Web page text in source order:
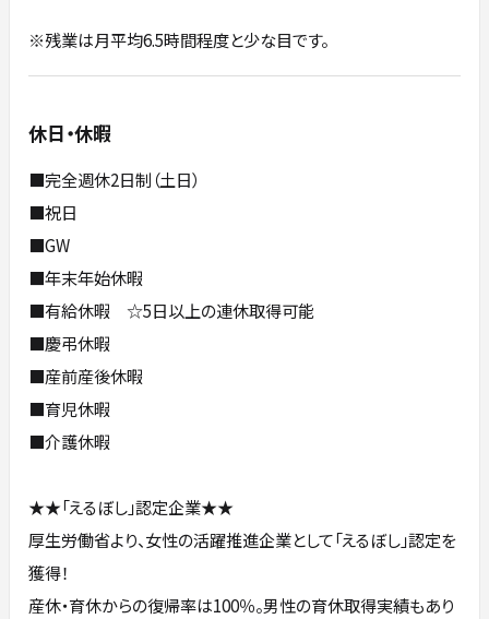
※残業は月平均6.5時間程度と少な目です。
休日・休暇
■完全週休2日制（土日）
■祝日
■GW
■年末年始休暇
■有給休暇 ☆5日以上の連休取得可能
■慶弔休暇
■産前産後休暇
■育児休暇
■介護休暇
★★「えるぼし」認定企業★★
厚生労働省より、女性の活躍推進企業として「えるぼし」認定を
獲得！
産休・育休からの復帰率は100％。男性の育休取得実績もあり